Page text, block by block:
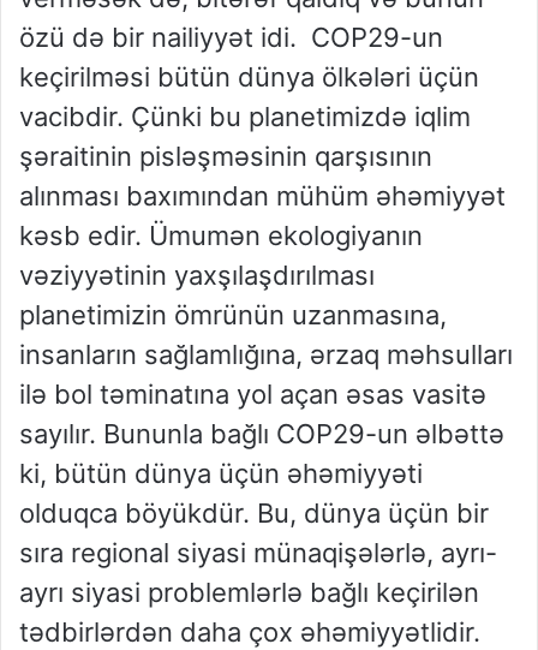
özü də bir nailiyyət idi. COP29-un
keçirilməsi bütün dünya ölkələri üçün
vacibdir. Çünki bu planetimizdə iqlim
şəraitinin pisləşməsinin qarşısının
alınması baxımından mühüm əhəmiyyət
kəsb edir. Ümumən ekologiyanın
vəziyyətinin yaxşılaşdırılması
planetimizin ömrünün uzanmasına,
insanların sağlamlığına, ərzaq məhsulları
ilə bol təminatına yol açan əsas vasitə
sayılır. Bununla bağlı COP29-un əlbəttə
ki, bütün dünya üçün əhəmiyyəti
olduqca böyükdür. Bu, dünya üçün bir
sıra regional siyasi münaqişələrlə, ayrı-
ayrı siyasi problemlərlə bağlı keçirilən
tədbirlərdən daha çox əhəmiyyətlidir.